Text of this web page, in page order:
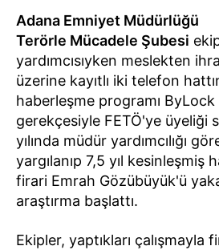
Adana Emniyet Müdürlüğü
Terörle Mücadele Şubesi
yardımcısıyken meslekten
üzerine kayıtlı iki telefon
haberleşme programı
gerekçesiyle FETÖ'ye üyeliği
yılında müdür yardımcılığı
yargılanıp 7,5 yıl kesinleşmiş
firari Emrah Gözübüyük'ü
araştırma başlattı.
Ekipler, yaptıkları çalışmayla